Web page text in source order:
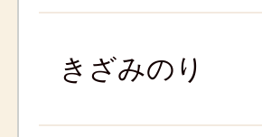
きざみのり